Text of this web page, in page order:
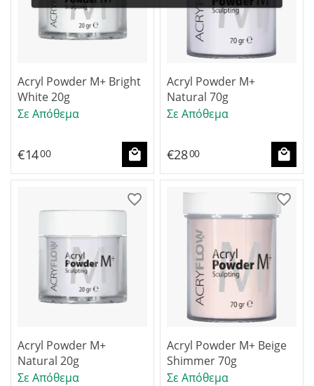
Acryl Powder M+ Bright
White 20g
Σε Απόθεμα
€1400
Acryl Powder M+
Natural 70g
Σε Απόθεμα
€2800
Acryl Powder M+
Natural 20g
Σε Απόθεμα
Acryl Powder M+ Beige
Shimmer 70g
Σε Απόθεμα